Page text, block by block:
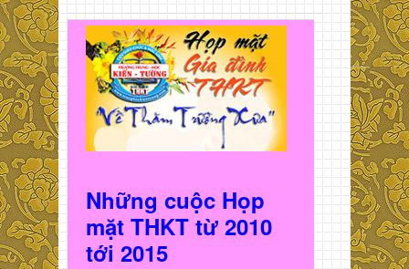
Những cuộc Họp
mặt THKT từ 2010
tới 2015